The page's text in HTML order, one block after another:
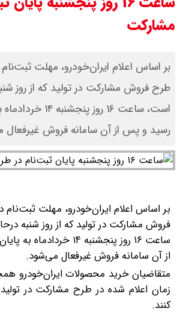
مشارکت
بر اساس اعلام ایران‌خودرو، مهلت ثبت‌نام
طرح فروش مشارکت در تولید که از روز
است، ساعت ۱۶ روز
رسید و پس از آن سامانه فروش
بر اساس اعلام ایران‌خودرو، مهلت ثبت‌نام
فروش مشارکت در تولید که از روز شنبه
ساعت ۱۶ روز پنجشنبه ۱۴
از آن سامانه فروش غیرفعال می‌شود.
متقاضیان خرید محصولات ایران‌خودرو
زمان اعلام شده در طرح مشارکت در
کنند.